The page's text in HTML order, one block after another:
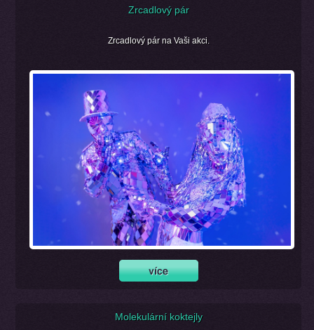
Zrcadlový pár
Zrcadlový pár na Vaši akci.
Molekulární koktejly